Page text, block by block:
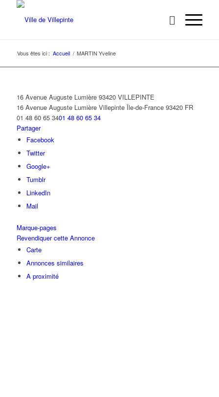
Vous êtes ici : Accueil / MARTIN Yveline
16 Avenue Auguste Lumière 93420 VILLEPINTE
16 Avenue Auguste Lumière Villepinte Île-de-France 93420 FR
01 48 60 65 3401 48 60 65 34
Partager
Facebook
Twitter
Google+
Tumblr
LinkedIn
Mail
Marque-pages
Revendiquer cette Annonce
Carte
Annonces similaires
A proximité